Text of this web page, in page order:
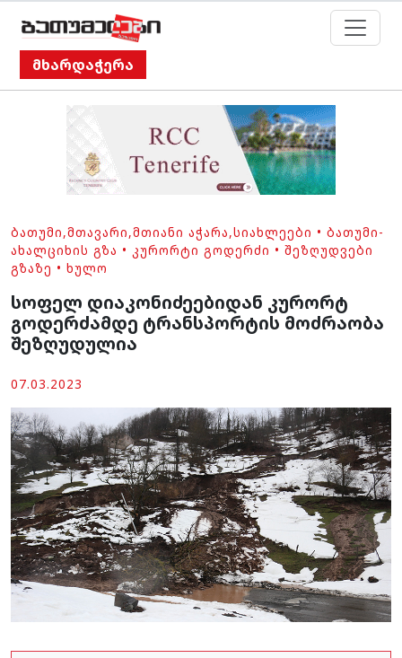
მხარდაჭერა
ᲑᲐᲗᲣᲛᲘ,ᲛᲗᲐᲕᲐᲠᲘ,ᲛᲗᲘᲐᲜᲘ ᲐᲭᲐᲠᲐ,ᲡᲘᲐᲮᲚᲔᲔᲑᲘ • ᲑᲐᲗᲣᲛᲘ-
ᲐᲮᲐᲚᲪᲘᲮᲘᲡ ᲒᲖᲐ • ᲙᲣᲠᲝᲠᲢᲘ ᲒᲝᲓᲔᲠᲫᲘ • ᲨᲔᲖᲦᲣᲓᲕᲔᲑᲘ
ᲒᲖᲐᲖᲔ • ᲮᲣᲚᲝ
სოფელ დიაკონიძეებიდან კურორტ
გოდერძამდე ტრანსპორტის მოძრაობა
შეზღუდულია
07.03.2023